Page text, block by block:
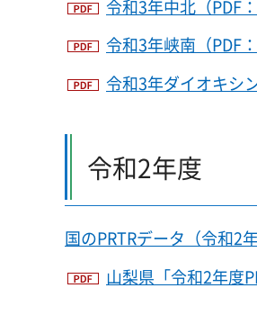
令和3年中北（PDF：
令和3年峡南（PDF：
令和3年ダイオキシ
令和2年度
国のPRTRデータ（令和2
山梨県「令和2年度